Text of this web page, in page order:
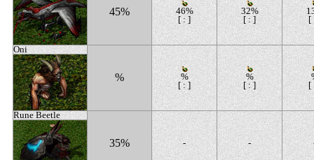
45%
46%
[ : ]
32%
[ : ]
[
Oni
%
%
[ : ]
%
[ : ]
[
Rune Beetle
35% - -